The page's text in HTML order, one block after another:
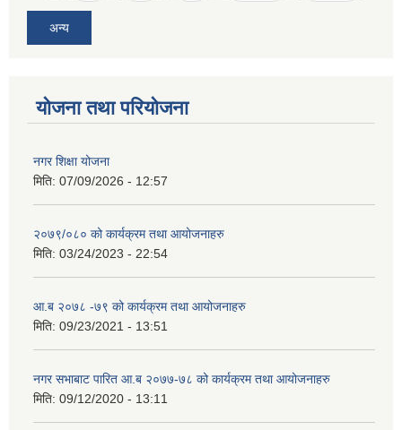
अन्य
योजना तथा परियोजना
नगर शिक्षा योजना
मिति: 07/09/2026 - 12:57
२०७९/०८० को कार्यक्रम तथा आयोजनाहरु
मिति: 03/24/2023 - 22:54
आ.ब २०७८ -७९ को कार्यक्रम तथा आयोजनाहरु
मिति: 09/23/2021 - 13:51
नगर सभाबाट पारित आ.ब २०७७-७८ को कार्यक्रम तथा आयोजनाहरु
मिति: 09/12/2020 - 13:11